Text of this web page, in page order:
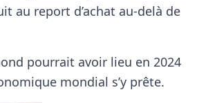
au report d’achat au-delà de
pourrait avoir lieu en 2024
mondial s’y prête.